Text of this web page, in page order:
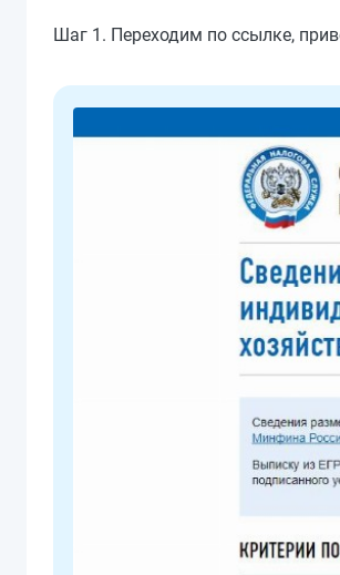
Шаг 1. Переходим по ссылке,